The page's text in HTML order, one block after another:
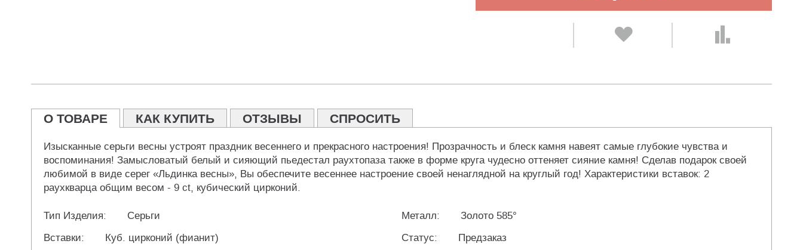
О ТОВАРЕ КАК КУПИТЬ ОТЗЫВЫ СПРОСИТЬ
Изысканные серьги весны устроят праздник весеннего и прекрасного настроения! Прозрачность и блеск камня навеят самые глубокие чувства и
воспоминания! Замысловатый белый и сияющий пьедестал раухтопаза также в форме круга чудесно оттеняет сияние камня! Сделав подарок своей
любимой в виде серег «Льдинка весны», Вы обеспечите весеннее настроение своей ненаглядной на круглый год! Характеристики вставок: 2
раухкварца общим весом - 9 ct, кубический цирконий.
Тип Изделия: Серьги Металл:
Золото 585°
Вставки:
Куб. цирконий (фианит) Статус:
Предзаказ